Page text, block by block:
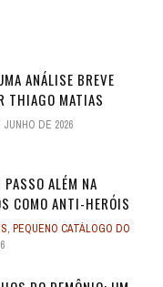
ANÁLISE BREVE
THIAGO MATIAS
JUNHO DE 2026
ALÉM NA
COMO ANTI-HERÓIS
, PEQUENO CATÁLOGO DO